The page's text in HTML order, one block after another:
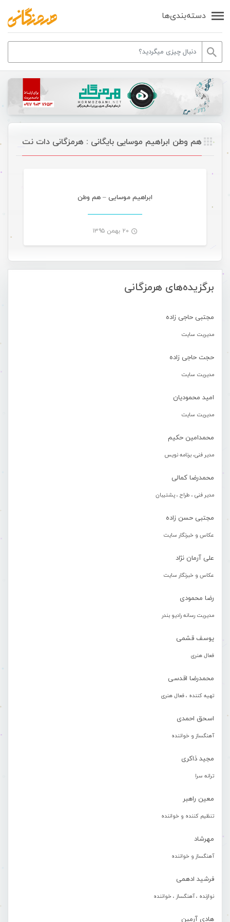
دسته‌بندی‌ها
برگزیده‌های هرمزگانی
مجتبی حاجی زاده
مدیریت سایت
حجت حاجی زاده
مدیریت سایت
امید محمودیان
مدیریت سایت
محمدامین حکیم
مدیر فنی، برنامه نویس
محمدرضا کمالی
مدیر فنی ، طراح ، پشتیبان
مجتبی حسن زاده
عکاس و خبرنگار سایت
علی آرمان نژاد
عکاس و خبرنگار سایت
رضا محمودی
مدیریت رسانه رادیو بندر
یوسف قشمی
فعال هنری
محمدرضا اقدسی
تهیه کننده ، فعال هنری
اسحق احمدی
آهنگساز و خواننده
مجید ذاکری
ترانه سرا
معین راهبر
تنظیم کننده و خواننده
مهرشاد
آهنگساز و خواننده
فرشید ادهمی
نوازنده ، آهنگساز ، خواننده
هادی آرمین
هم وطن ابراهیم موسایی بایگانی : هرمزگانی دات نت
ابراهیم موسایی – هم وطن
۲۰ بهمن ۱۳۹۵